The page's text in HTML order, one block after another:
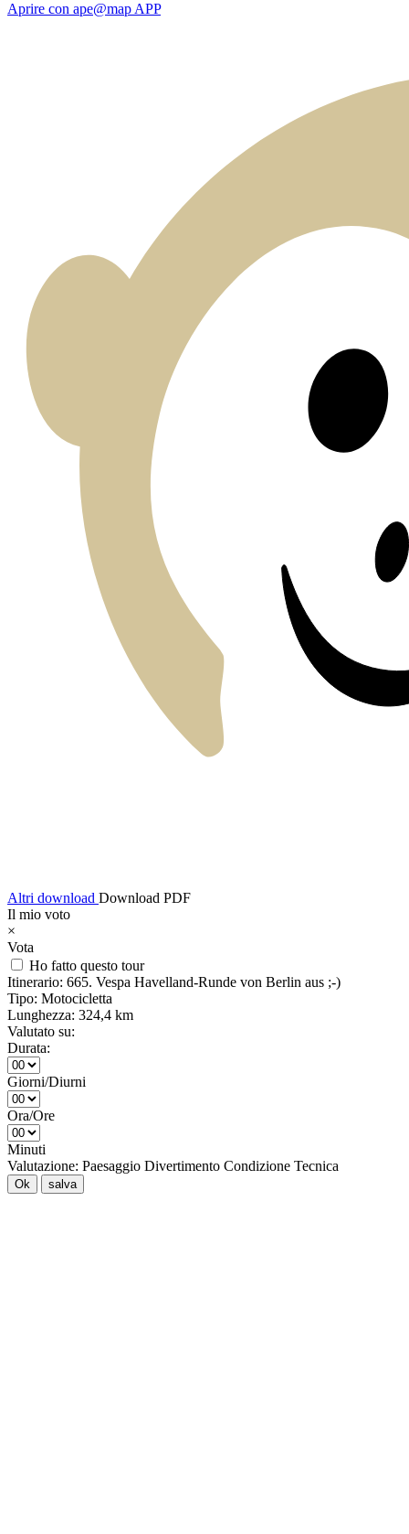
Aprire con ape@map APP
Altri download Download PDF
Il mio voto
×
Vota
Ho fatto questo tour
Itinerario: 665. Vespa Havelland-Runde von Berlin aus ;-)
Tipo: Motocicletta
Lunghezza: 324,4 km
Valutato su:
Durata:
Giorni/Diurni
Ora/Ore
Minuti
Valutazione: Paesaggio Divertimento Condizione Tecnica
Ok salva